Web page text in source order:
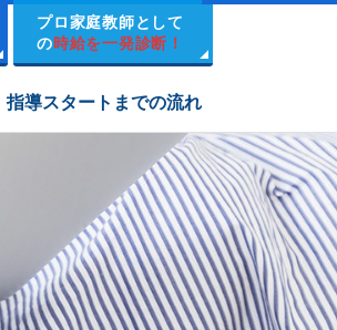
プロ家庭教師として
の時給を一発診断！
指導スタートまでの流れ